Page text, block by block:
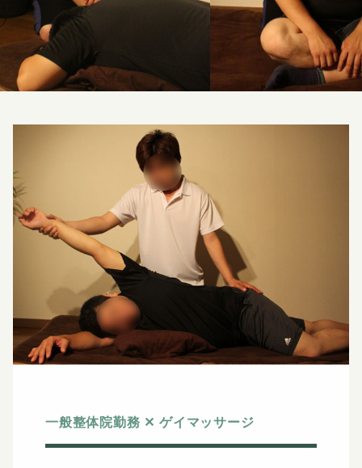
一般整体院勤務 ✕ ゲイマッサージ